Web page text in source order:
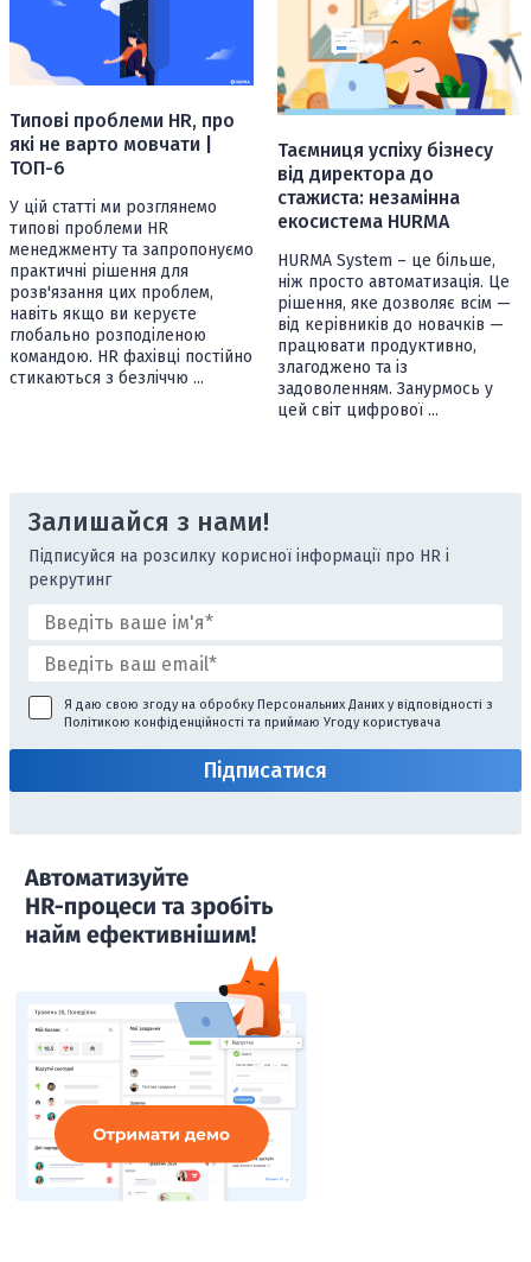
Типові проблеми HR, про
які не варто мовчати |
ТОП-6
У цій статті ми розглянемо
типові проблеми HR
менеджменту та запропонуємо
практичні рішення для
розв'язання цих проблем,
навіть якщо ви керуєте
глобально розподіленою
командою. HR фахівці постійно
стикаються з безліччю ...
Таємниця успіху бізнесу
від директора до
стажиста: незамінна
екосистема HURMA
HURMA System – це більше,
ніж просто автоматизація. Це
рішення, яке дозволяє всім —
від керівників до новачків —
працювати продуктивно,
злагоджено та із
задоволенням. Занурмось у
цей світ цифрової ...
Залишайся з нами!
Підписуйся на розсилку корисної інформації про HR і
рекрутинг
Я даю свою згоду на обробку Персональних Даних у відповідності з
Політикою конфіденційності та приймаю Угоду користувача